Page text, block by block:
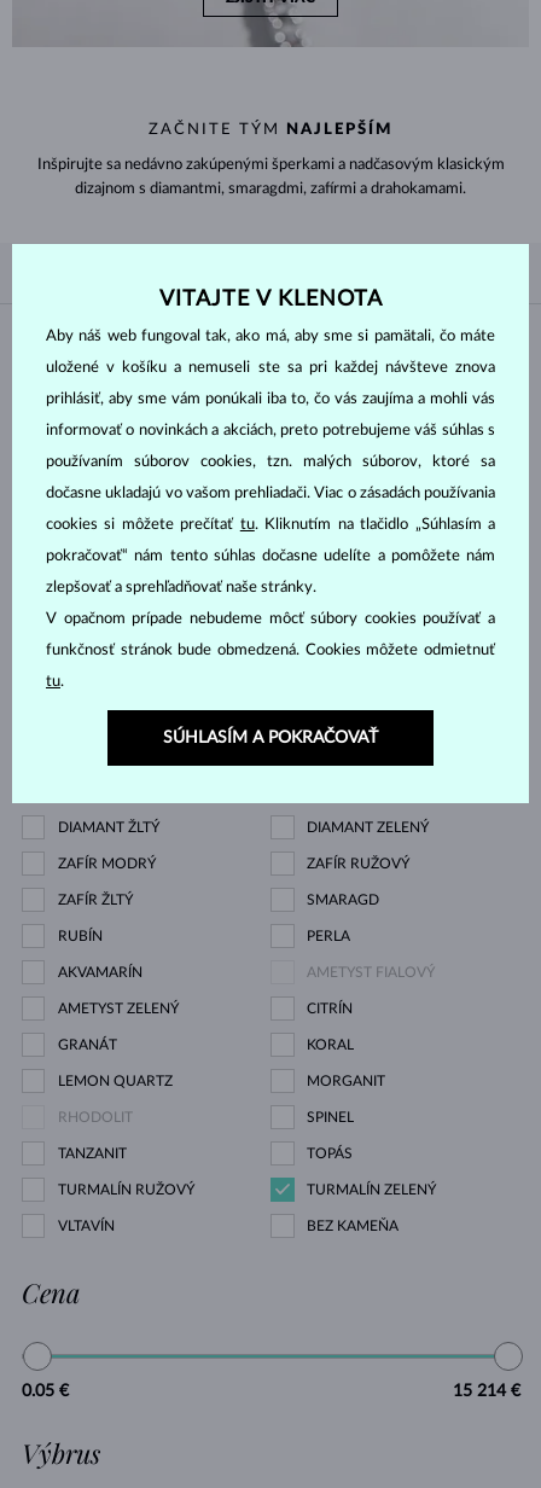
ZAČNITE TÝM NAJLEPŠÍM
Inšpirujte sa nedávno zakúpenými šperkami a nadčasovým klasickým
dizajnom s diamantmi, smaragdmi, zafírmi a drahokamami.
Materiál
BIELE ZLATO ŽLTÉ ZLATO
Drahokam
ZIRKÓNIE DIAMANT
DIAMANT LAB GROWN DIAMANT LAB GROWN
DIAMANT ŽLTÝ DIAMANT ZELENÝ
ZAFÍR MODRÝ ZAFÍR RUŽOVÝ
ZAFÍR ŽLTÝ SMARAGD
RUBÍN PERLA
AKVAMARÍN AMETYST FIALOVÝ
AMETYST ZELENÝ CITRÍN
GRANÁT KORAL
LEMON QUARTZ MORGANIT
RHODOLIT SPINEL
TANZANIT TOPÁS
TURMALÍN RUŽOVÝ TURMALÍN ZELENÝ
VLTAVÍN BEZ KAMEŇA
Cena
0.05 € 15 214 €
Výbrus
VITAJTE V KLENOTA
Aby náš web fungoval tak, ako má, aby sme si pamätali, čo máte
uložené v košíku a nemuseli ste sa pri každej návšteve znova
prihlásiť, aby sme vám ponúkali iba to, čo vás zaujíma a mohli vás
informovať o novinkách a akciách, preto potrebujeme váš súhlas s
používaním súborov cookies, tzn. malých súborov, ktoré sa
dočasne ukladajú vo vašom prehliadači. Viac o zásadách používania
cookies si môžete prečítať tu. Kliknutím na tlačidlo „Súhlasím a
pokračovať“ nám tento súhlas dočasne udelíte a pomôžete nám
zlepšovať a sprehľadňovať naše stránky.
V opačnom prípade nebudeme môcť súbory cookies používať a
funkčnosť stránok bude obmedzená. Cookies môžete odmietnuť
tu.
SÚHLASÍM A POKRAČOVAŤ